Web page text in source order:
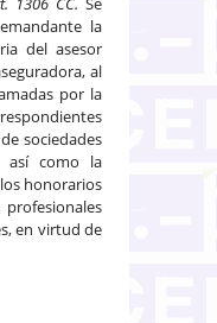
la
del asesor
al
por la
sociedades
así como la
honorarios
en virtud de